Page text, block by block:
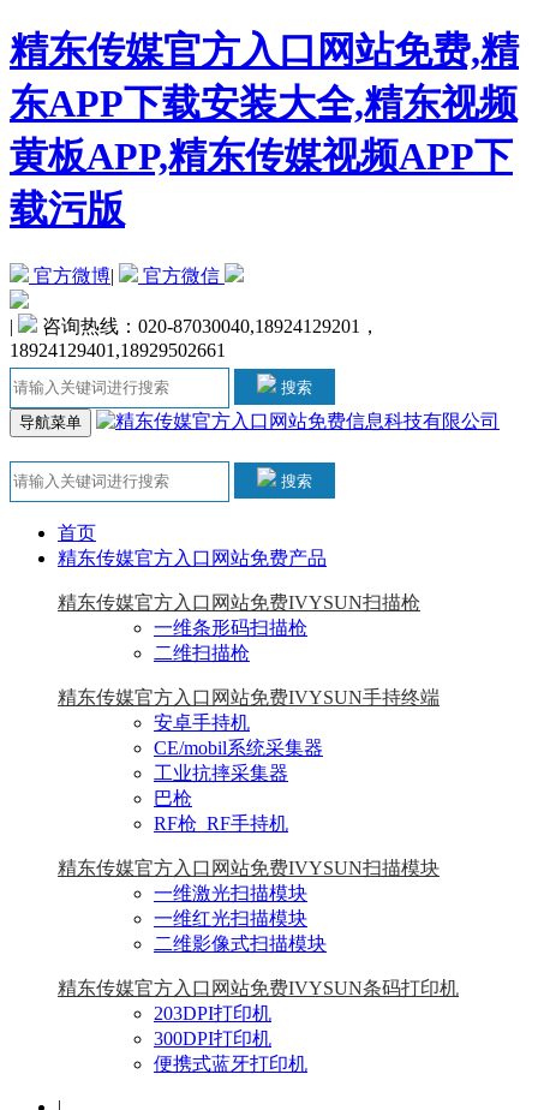
精东传媒官方入口网站免费,精
东APP下载安装大全,精东视频
黄板APP,精东传媒视频APP下
载污版
官方微博| 官方微信
|
咨询热线：020-87030040,18924129201，
18924129401,18929502661
搜索
导航菜单
搜索
首页
精东传媒官方入口网站免费产品
精东传媒官方入口网站免费IVYSUN扫描枪
一维条形码扫描枪
二维扫描枪
精东传媒官方入口网站免费IVYSUN手持终端
安卓手持机
CE/mobil系统采集器
工业抗摔采集器
巴枪
RF枪_RF手持机
精东传媒官方入口网站免费IVYSUN扫描模块
一维激光扫描模块
一维红光扫描模块
二维影像式扫描模块
精东传媒官方入口网站免费IVYSUN条码打印机
203DPI打印机
300DPI打印机
便携式蓝牙打印机